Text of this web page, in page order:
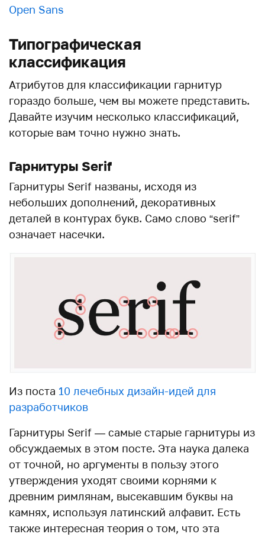
Open Sans
Типографическая
классификация
Атрибутов для классификации гарнитур
гораздо больше, чем вы можете представить.
Давайте изучим несколько классификаций,
которые вам точно нужно знать.
Гарнитуры Serif
Гарнитуры Serif названы, исходя из
небольших дополнений, декоративных
деталей в контурах букв. Само слово “serif”
означает насечки.
Из поста 10 лечебных дизайн-идей для
разработчиков
Гарнитуры Serif — самые старые гарнитуры из
обсуждаемых в этом посте. Эта наука далека
от точной, но аргументы в пользу этого
утверждения уходят своими корнями к
древним римлянам, высекавшим буквы на
камнях, используя латинский алфавит. Есть
также интересная теория о том, что эта